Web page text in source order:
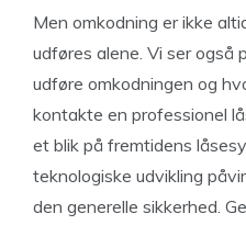
Men omkodning er ikke
udføres alene. Vi ser også
udføre omkodningen og
kontakte en professionel
et blik på fremtidens
teknologiske udvikling
den generelle sikkerhed.